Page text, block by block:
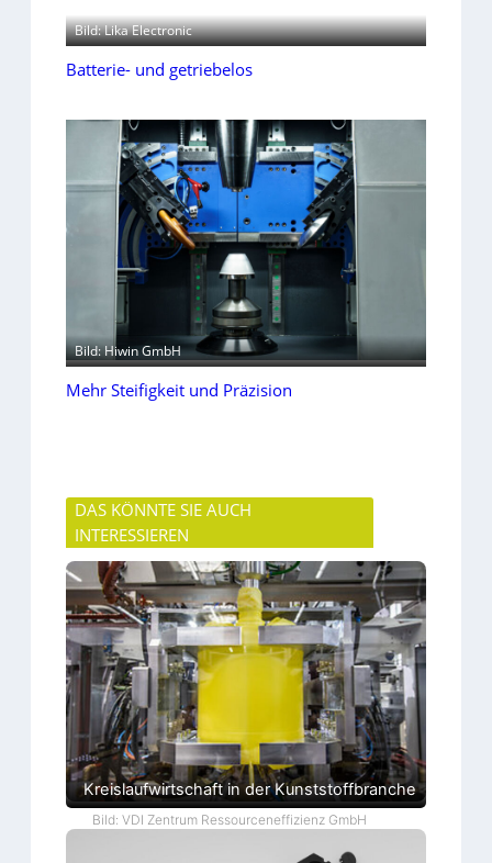
Bild: Lika Electronic
Batterie- und getriebelos
Bild: Hiwin GmbH
Mehr Steifigkeit und Präzision
DAS KÖNNTE SIE AUCH
INTERESSIEREN
Kreislaufwirtschaft in der Kunststoffbranche
Bild: VDI Zentrum Ressourceneffizienz GmbH